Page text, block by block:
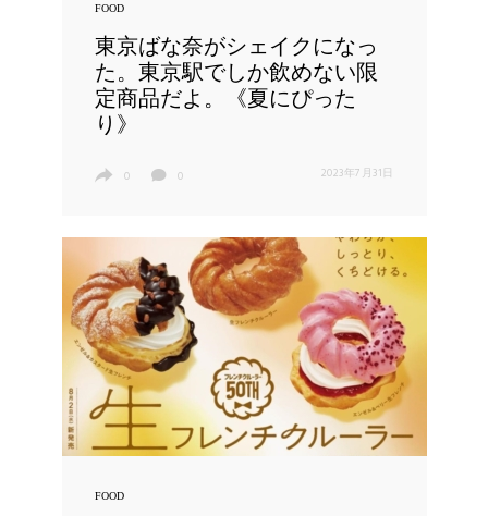
FOOD
東京ばな奈がシェイクになっ
た。東京駅でしか飲めない限
定商品だよ。《夏にぴった
り》
0 0 2023年7月31日
FOOD